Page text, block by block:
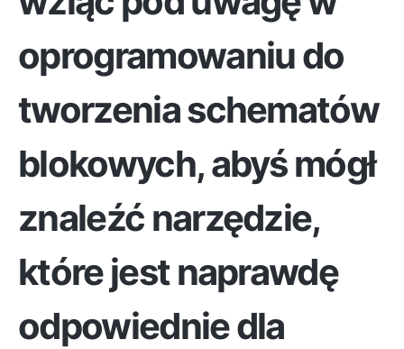
oprogramowaniu do
tworzenia schematów
blokowych, abyś mógł
znaleźć narzędzie,
które jest naprawdę
odpowiednie dla